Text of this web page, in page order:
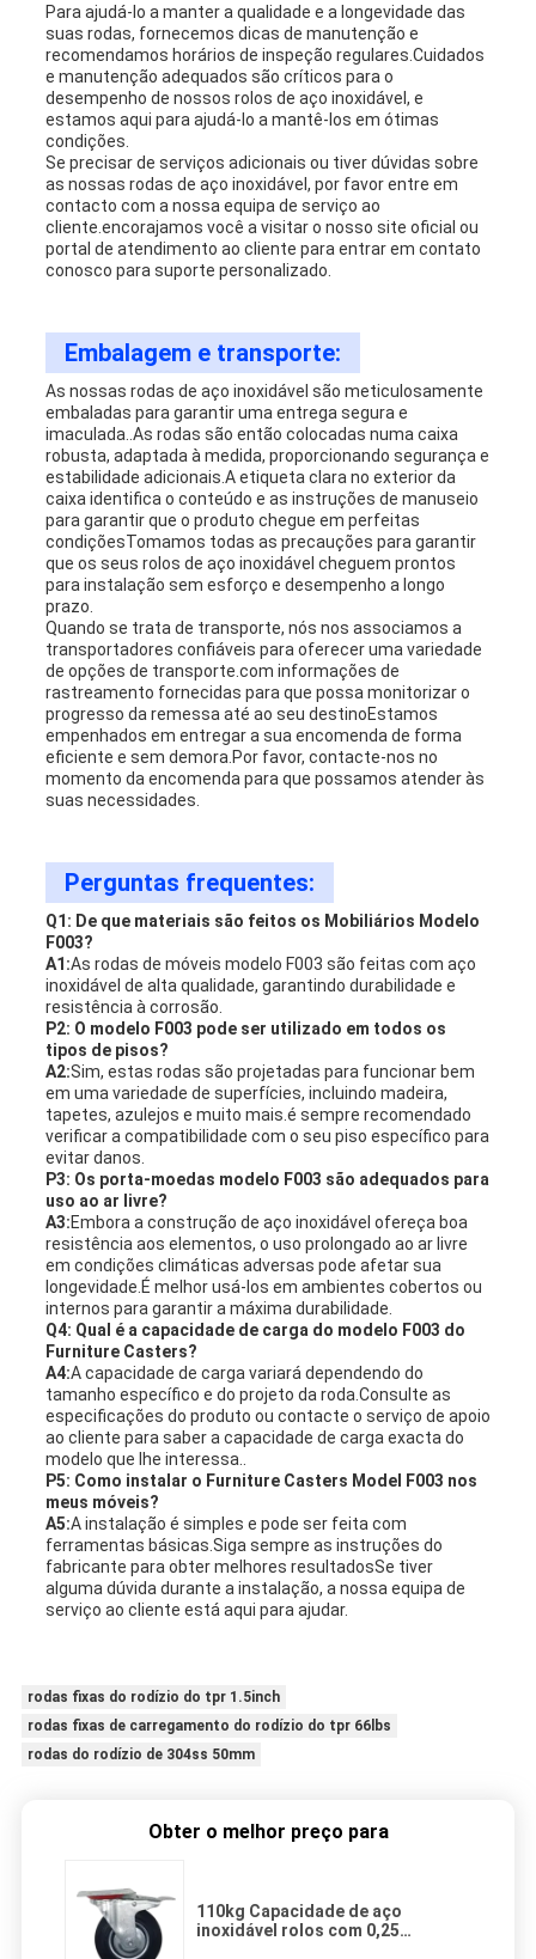
Para ajudá-lo a manter a qualidade e a longevidade das
suas rodas, fornecemos dicas de manutenção e
recomendamos horários de inspeção regulares.Cuidados
e manutenção adequados são críticos para o
desempenho de nossos rolos de aço inoxidável, e
estamos aqui para ajudá-lo a mantê-los em ótimas
condições.
Se precisar de serviços adicionais ou tiver dúvidas sobre
as nossas rodas de aço inoxidável, por favor entre em
contacto com a nossa equipa de serviço ao
cliente.encorajamos você a visitar o nosso site oficial ou
portal de atendimento ao cliente para entrar em contato
conosco para suporte personalizado.
Embalagem e transporte:
As nossas rodas de aço inoxidável são meticulosamente
embaladas para garantir uma entrega segura e
imaculada..As rodas são então colocadas numa caixa
robusta, adaptada à medida, proporcionando segurança e
estabilidade adicionais.A etiqueta clara no exterior da
caixa identifica o conteúdo e as instruções de manuseio
para garantir que o produto chegue em perfeitas
condiçõesTomamos todas as precauções para garantir
que os seus rolos de aço inoxidável cheguem prontos
para instalação sem esforço e desempenho a longo
prazo.
Quando se trata de transporte, nós nos associamos a
transportadores confiáveis para oferecer uma variedade
de opções de transporte.com informações de
rastreamento fornecidas para que possa monitorizar o
progresso da remessa até ao seu destinoEstamos
empenhados em entregar a sua encomenda de forma
eficiente e sem demora.Por favor, contacte-nos no
momento da encomenda para que possamos atender às
suas necessidades.
Perguntas frequentes:
Q1: De que materiais são feitos os Mobiliários Modelo
F003?
A1:As rodas de móveis modelo F003 são feitas com aço
inoxidável de alta qualidade, garantindo durabilidade e
resistência à corrosão.
P2: O modelo F003 pode ser utilizado em todos os
tipos de pisos?
A2:Sim, estas rodas são projetadas para funcionar bem
em uma variedade de superfícies, incluindo madeira,
tapetes, azulejos e muito mais.é sempre recomendado
verificar a compatibilidade com o seu piso específico para
evitar danos.
P3: Os porta-moedas modelo F003 são adequados para
uso ao ar livre?
A3:Embora a construção de aço inoxidável ofereça boa
resistência aos elementos, o uso prolongado ao ar livre
em condições climáticas adversas pode afetar sua
longevidade.É melhor usá-los em ambientes cobertos ou
internos para garantir a máxima durabilidade.
Q4: Qual é a capacidade de carga do modelo F003 do
Furniture Casters?
A4:A capacidade de carga variará dependendo do
tamanho específico e do projeto da roda.Consulte as
especificações do produto ou contacte o serviço de apoio
ao cliente para saber a capacidade de carga exacta do
modelo que lhe interessa..
P5: Como instalar o Furniture Casters Model F003 nos
meus móveis?
A5:A instalação é simples e pode ser feita com
ferramentas básicas.Siga sempre as instruções do
fabricante para obter melhores resultadosSe tiver
alguma dúvida durante a instalação, a nossa equipa de
serviço ao cliente está aqui para ajudar.
rodas fixas do rodízio do tpr 1.5inch
rodas fixas de carregamento do rodízio do tpr 66lbs
rodas do rodízio de 304ss 50mm
Obter o melhor preço para
110kg Capacidade de aço
inoxidável rolos com 0,25